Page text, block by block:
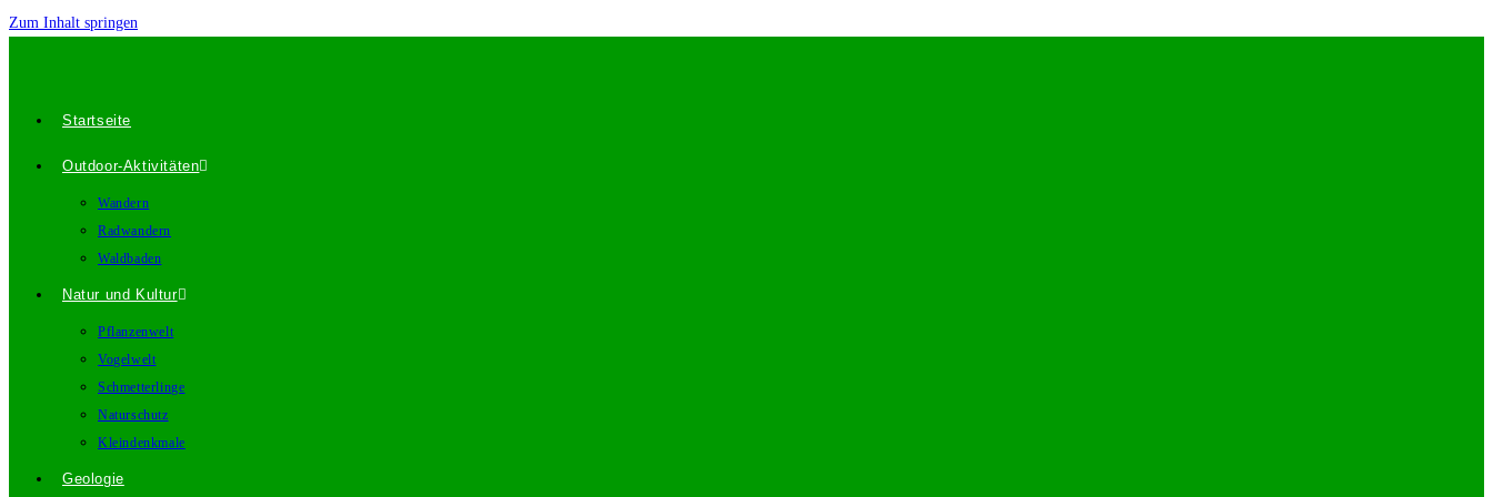
Zum Inhalt springen
Startseite
Outdoor-Aktivitäten
Wandern
Radwandern
Waldbaden
Natur und Kultur
Pflanzenwelt
Vogelwelt
Schmetterlinge
Naturschutz
Kleindenkmale
Geologie